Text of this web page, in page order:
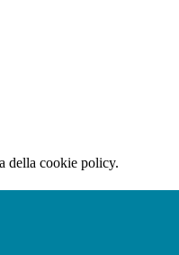
della cookie policy.